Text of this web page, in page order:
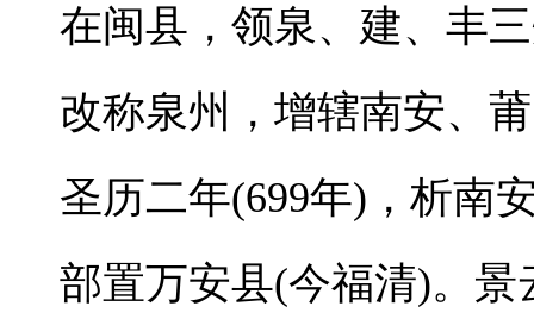
在闽县，领泉、建、丰
改称泉州，增辖南安、
圣历二年(699年)，析南
部置万安县(今福清)。景